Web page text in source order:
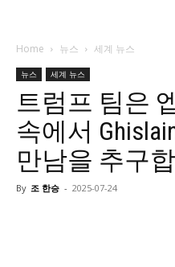
Home 뉴스 세계 뉴스
뉴스 세계 뉴스
트럼프 팀은
속에서
만남을 추구
By 조 한승 - 2025-07-24